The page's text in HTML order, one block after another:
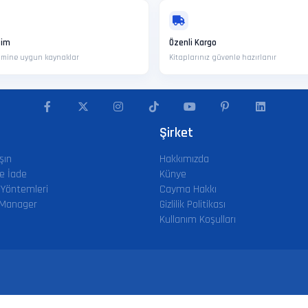
uygun kaynaklar
Özenli Kargo
Kitaplarınız güvenle hazırlanır
İade
Şirket
Hakkımızda
Künye
Cayma Hakkı
Gizlilik Politikası
Kullanım Koşulları